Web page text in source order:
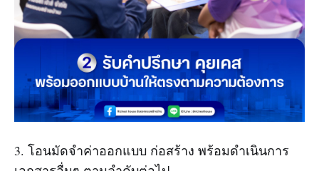
3. โอนมัดจำค่าออกแบบ ก่อสร้าง พร้อมดำเนินการ